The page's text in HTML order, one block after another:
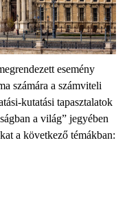
esemény
számára a számviteli
kutatási tapasztalatok
a világ” jegyében
a következő témákban: